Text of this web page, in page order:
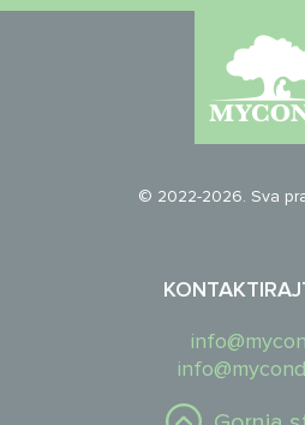
© 2022-2026. Sva